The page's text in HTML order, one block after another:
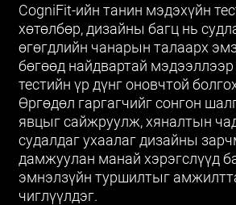
CogniFit-ийн танин мэдэхүйн
хөтөлбөр, дизайны багц нь
өгөгдлийн чанарын талаарх
бөгөөд найдвартай
тестийн үр дүнг оновчтой
Өргөдөл гаргагчийг сонгон
явцыг сайжруулж, хяналтын
судалдаг ухаалаг дизайны
дамжуулан манай хэрэгслүүд
эмнэлзүйн туршилтыг
чиглүүлдэг.